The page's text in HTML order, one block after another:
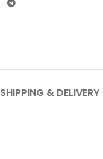
SHIPPING & DELIVERY